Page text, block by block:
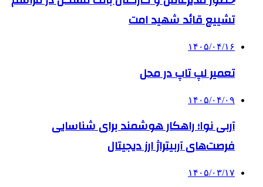
تشییع قائد شهید امت
۱۴۰۵/۰۴/۱۶
تعمیر لپ تاپ در محل
۱۴۰۵/۰۴/۰۹
آربی نوا؛ راهکار هوشمند برای شناسایی
فرصت‌های آربیتراژ ارز دیجیتال
۱۴۰۵/۰۳/۱۷